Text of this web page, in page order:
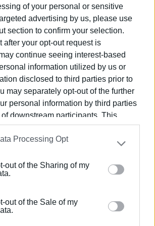
of your personal or sensitive
advertising by us, please use
section to confirm your selection.
after your opt-out request is
continue seeing interest-based
information utilized by us or
disclosed to third parties prior to
may separately opt-out of the further
personal information by third parties
of downstream participants. This
also be disclosed by us to third parties
of Downstream Participants
that may
to other third parties.
this website/app uses one or more
and may gather and store information
click to grant or deny consent to
party tags to use your data for
Processing Opt
out of the Sharing of my
out of the Sale of my
σημειωθεί ότι οι μουσικές σπουδές
έχουν παράδοση δεκαετιών
στο πλαίσιο του Rudi Scheidt School of
στους κόλπους του. Το μουσικό
το όνομά του από τον ιδρυτή του, Rudi
και λειτουργεί αυτόνομα από το
και διευρύνοντας την παράδοση
μπάντας που είχε ιδρυθεί το
Rudi Scheidt School of Music
την πρώτη του παράσταση όπερας,
1962 και 1978 παρέχει
τίτλους μουσικών σπουδών σε
Master και PhD αντίστοιχα.
σπουδές εκεί περιλαμβάνουν
Ορχηστρικής Μουσικής,
Μουσικής Δωματίου, Παλαιάς
Jazz & Pop Μουσικής και Μουσικής
Στο πλαίσιο αυτό λειτουργούν